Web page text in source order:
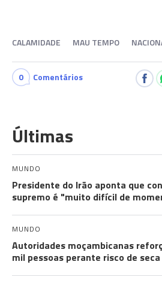
CALAMIDADE MAU TEMPO
0 Comentários
Últimas
MUNDO
Presidente do Irão aponta que
supremo é "muito difícil de
MUNDO
Autoridades moçambicanas
mil pessoas perante risco de seca